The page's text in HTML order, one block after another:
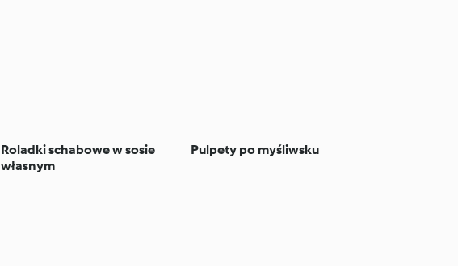
Roladki schabowe w sosie
własnym
Pulpety po myśliwsku